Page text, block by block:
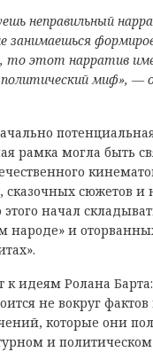
неправильный
занимаешься
то этот нарратив
миф», —
рамка могла быть
сказочных сюжетов
начал
народе» и
к идеям Ролана
не вокруг
которые они
и политическом